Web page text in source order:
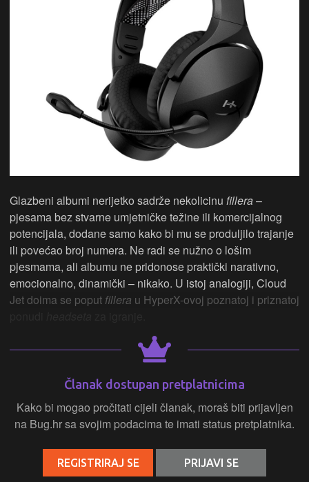
Glazbeni albumi nerijetko sadrže nekolicinu fillera–
pjesama bez stvarne umjetničke težine ili komercijalnog
potencijala, dodane samo kako bi mu se produljilo trajanje
ili povećao broj numera. Ne radi se nužno o lošim
pjesmama, ali albumu ne pridonose praktički narativno,
emocionalno, dinamički – nikako. U istoj analogiji, Cloud
Jet doima se poput fillera u HyperX-ovoj poznatoj i priznatoj
Članak dostupan pretplatnicima
Kako bi mogao pročitati cijeli članak, moraš biti prijavljen
na Bug.hr sa svojim podacima te imati status pretplatnika.
REGISTRIRAJ SE PRIJAVI SE